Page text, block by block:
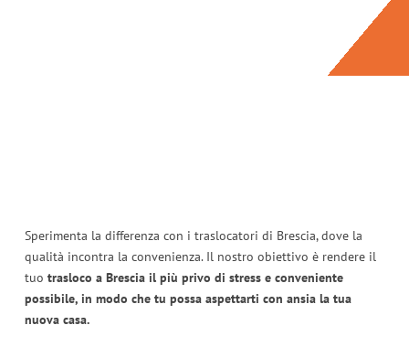
Sperimenta la differenza con i traslocatori di Brescia, dove la
qualità incontra la convenienza. Il nostro obiettivo è rendere il
tuo trasloco a Brescia il più privo di stress e conveniente
possibile, in modo che tu possa aspettarti con ansia la tua
nuova casa.